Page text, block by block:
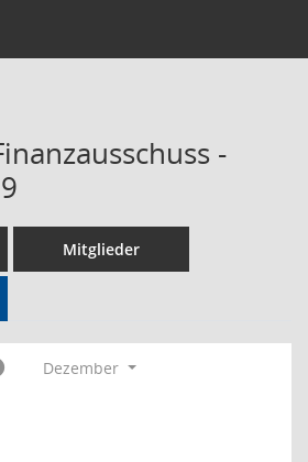
-
Mitglieder
Dezember